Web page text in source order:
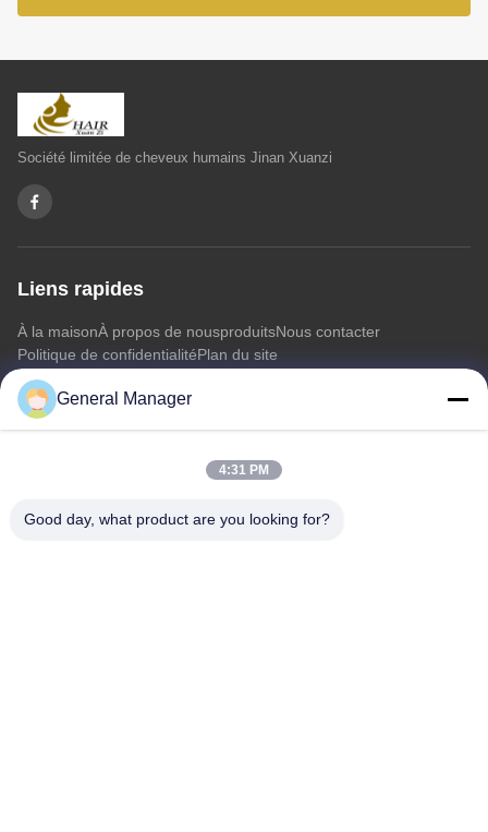
Société limitée de cheveux humains Jinan Xuanzi
Liens rapides
À la maisonÀ propos de nousproduitsNous contacter
Politique de confidentialitéPlan du site
Nous contacter
Adresse: Rue Xingfu, district de Licheng, ville de Jinan,
General Manager
4:31 PM
Good day, what product are you looking for?